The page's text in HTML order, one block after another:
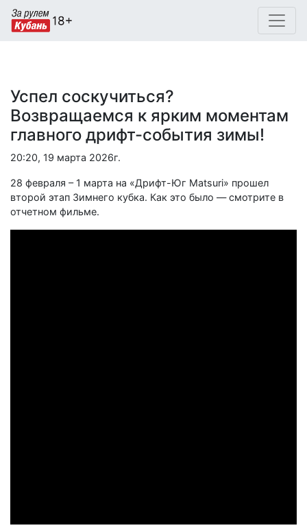
Успел соскучиться?
Возвращаемся к ярким моментам
главного дрифт-события зимы!
20:20, 19 марта 2026г.
28 февраля – 1 марта на «Дрифт-Юг Matsuri» прошел
второй этап Зимнего кубка. Как это было — смотрите в
отчетном фильме.